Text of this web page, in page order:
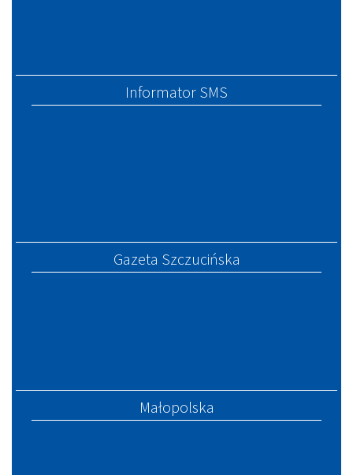
Informator SMS
Gazeta Szczucińska
Małopolska